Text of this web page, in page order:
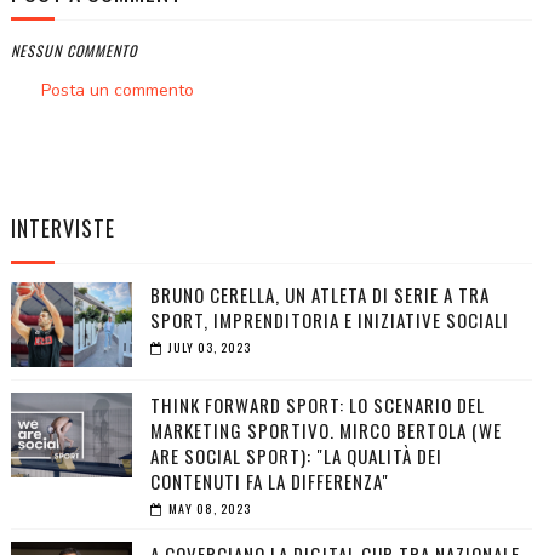
NESSUN COMMENTO
Posta un commento
INTERVISTE
BRUNO CERELLA, UN ATLETA DI SERIE A TRA
SPORT, IMPRENDITORIA E INIZIATIVE SOCIALI
JULY 03, 2023
THINK FORWARD SPORT: LO SCENARIO DEL
MARKETING SPORTIVO. MIRCO BERTOLA (WE
ARE SOCIAL SPORT): "LA QUALITÀ DEI
CONTENUTI FA LA DIFFERENZA"
MAY 08, 2023